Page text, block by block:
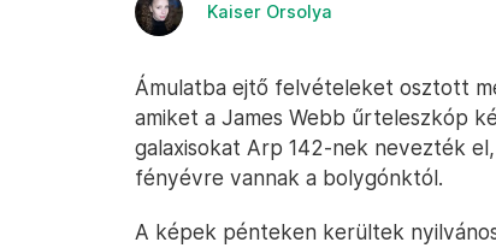
Kaiser Orsolya
Ámulatba ejtő felvételeket osztott
amiket a James Webb űrteleszkóp
galaxisokat Arp 142-nek nevezték
fényévre vannak a bolygónktól.
A képek pénteken kerültek